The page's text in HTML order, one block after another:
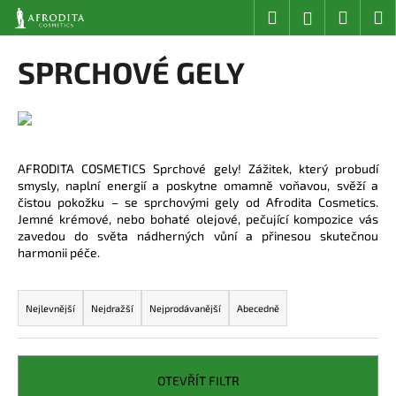
Přejít
obsah
HledatPřihlášení
SPRCHOVÉ GELY
AFRODITA COSMETICS Sprchové gely! Zážitek, který probudí
smysly, naplní energií a poskytne omamně voňavou, svěží a
čistou pokožku – se sprchovými gely od Afrodita Cosmetics.
Jemné krémové, nebo bohaté olejové, pečující kompozice vás
zavedou do světa nádherných vůní a přinesou skutečnou
harmonii péče.
Ř
a
z
e
Nejlevnější Nejdražší Nejprodávanější Abecedně
OTEVŘÍT FILTR
o
o
o
t
ř
e
b
e
t